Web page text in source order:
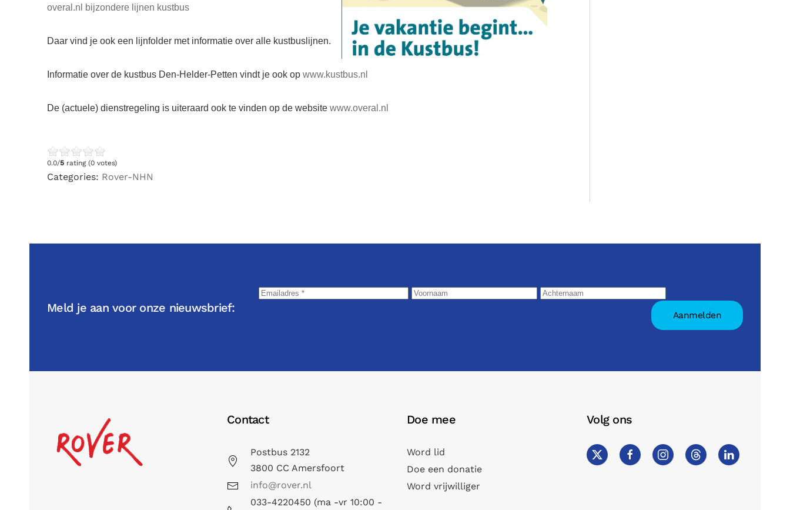
overal.nl bijzondere lijnen kustbus
Daar vind je ook een lijnfolder met informatie over alle kustbuslijnen.
Informatie over de kustbus Den-Helder-Petten vindt je ook op www.kustbus.nl
De (actuele) dienstregeling is uiteraard ook te vinden op de website www.overal.nl
0.0/5 rating (0 votes)
Categories: Rover-NHN
Meld je aan voor onze nieuwsbrief:
Contact
Postbus 2132
3800 CC Amersfoort
info@rover.nl
033-4220450 (ma -vr 10:00 -
Doe mee
Word lid
Doe een donatie
Word vrijwilliger
Volg ons